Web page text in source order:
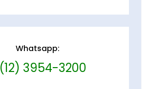
Whatsapp:
(12) 3954-3200